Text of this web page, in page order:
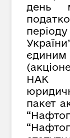
день
НАК
пакет